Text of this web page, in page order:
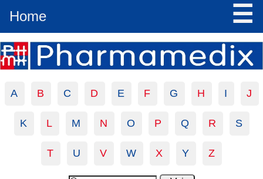
Home ☰
A B C D E F G H I J
K L M N O P Q R S
T U V W X Y Z